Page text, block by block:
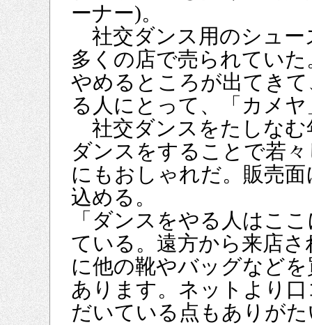
ーナー)。
社交ダンス用のシュー
多くの店で売られてい
やめるところが出てき
る人にとって、「カメ
社交ダンスをたしなむ
ダンスをすることで若
にもおしゃれだ。販売
込める。
「ダンスをやる人はこ
ている。遠方から来店
に他の靴やバッグなど
あります。ネットより
だいている点もありが